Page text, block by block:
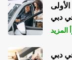
دبي
المزيد
دبي